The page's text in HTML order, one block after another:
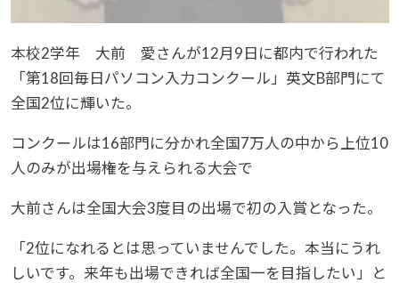
本校2学年 大前 愛さんが12月9日に都内で行われた
「第18回毎日パソコン入力コンクール」英文B部門にて
全国2位に輝いた。
コンクールは16部門に分かれ全国7万人の中から上位10
人のみが出場権を与えられる大会で
大前さんは全国大会3度目の出場で初の入賞となった。
「2位になれるとは思っていませんでした。本当にうれ
しいです。来年も出場できれば全国一を目指したい」と